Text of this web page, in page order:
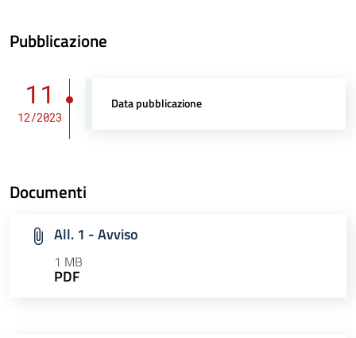
Pubblicazione
11
12/2023
Data pubblicazione
Documenti
All. 1 - Avviso
1 MB
PDF